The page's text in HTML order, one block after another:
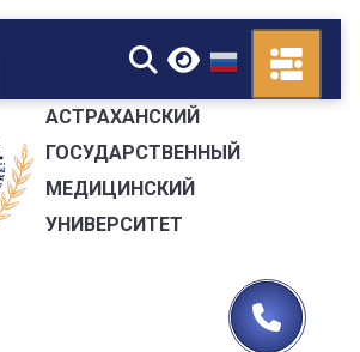
▼
АСТРАХАНСКИЙ
ГОСУДАРСТВЕННЫЙ
МЕДИЦИНСКИЙ
УНИВЕРСИТЕТ